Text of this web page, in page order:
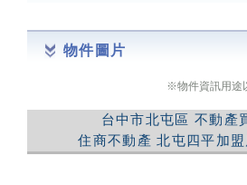
物件圖片
※物件資訊用途
台中市北屯區 不動產
住商不動產 北屯四平加盟